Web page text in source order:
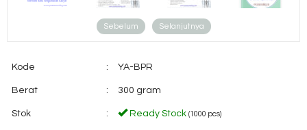
Sebelum Selanjutnya
Kode : YA-BPR
Berat : 300 gram
Stok : Ready Stock (1000 pcs)